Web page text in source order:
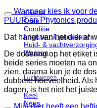
Kriebel
Oren
Conditie
Insecten & parasieten
Huid- &
Wassen
Luchtwegen
Keel
Neus
Wanneer kies ik voor
PUUR en Phytonics
Dat hangt van het dier af
De dosering op het etiket
beide series moeten na
zien, daarna kun je de
dubbele hoeveelheid. Als
dagen, is het niet het